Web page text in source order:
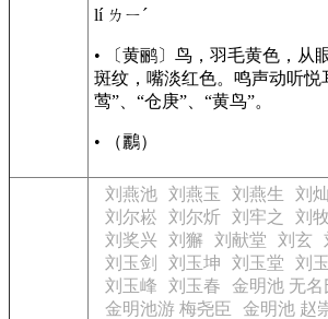
lí ㄌㄧˊ
• 〔黄鹂〕鸟，羽毛黄色，从
斑纹，嘴淡红色。鸣声动听悦
莺”、“仓庚”、“黄鸟”。
• （鸝）
刘燕池 刘燕玉 刘燕生 刘
刘尔崧
刘尔炘 刘牢之 刘
刘奖兴 刘獬 刘献堂 刘玄
刘玉剑
刘玉坤 刘玉堂 刘
刘玉峰
刘玉春 金明池 无名
金明池游 梅尧臣
金明池 赵